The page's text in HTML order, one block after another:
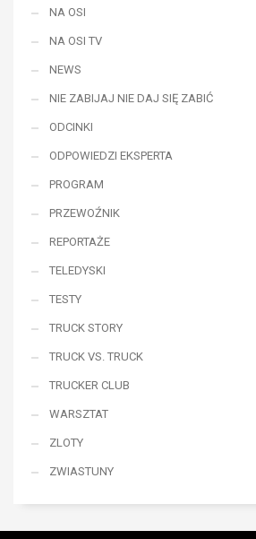
NA OSI
NA OSI TV
NEWS
NIE ZABIJAJ NIE DAJ SIĘ ZABIĆ
ODCINKI
ODPOWIEDZI EKSPERTA
PROGRAM
PRZEWOŹNIK
REPORTAŻE
TELEDYSKI
TESTY
TRUCK STORY
TRUCK VS. TRUCK
TRUCKER CLUB
WARSZTAT
ZLOTY
ZWIASTUNY